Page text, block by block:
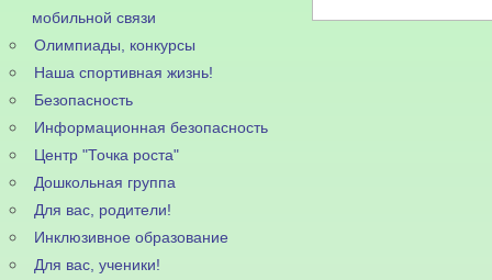
мобильной связи
Олимпиады, конкурсы
Наша спортивная жизнь!
Безопасность
Информационная безопасность
Центр "Точка роста"
Дошкольная группа
Для вас, родители!
Инклюзивное образование
Для вас, ученики!